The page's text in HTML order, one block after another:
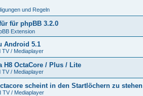
und Regeln
für phpBB 3.2.0
Extension
Android 5.1
TV / Mediaplayer
H8 OctaCore / Plus / Lite
TV / Mediaplayer
scheint in den Startlöchern zu stehen
TV / Mediaplayer